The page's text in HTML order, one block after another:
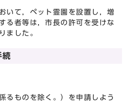
いて，ペット霊園を設置し，増
る者等は，市長の許可を受けな
ました。
のを除く。）を申請しよう